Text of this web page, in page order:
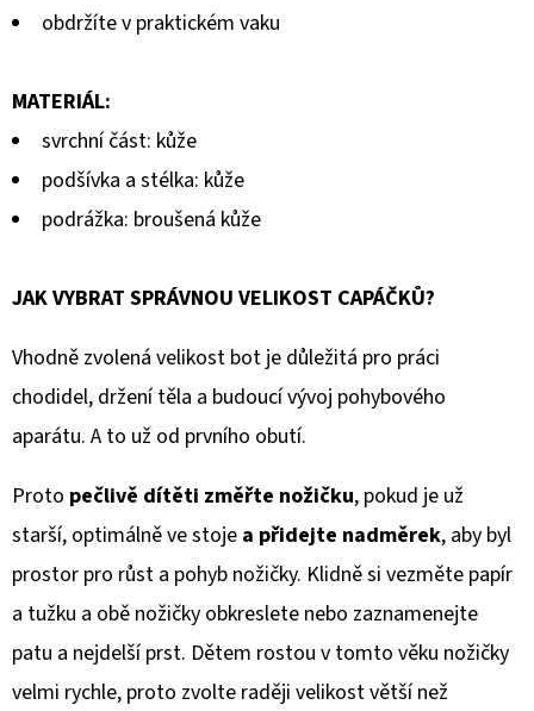
obdržíte v praktickém vaku
MATERIÁL:
svrchní část: kůže
podšívka a stélka: kůže
podrážka: broušená kůže
JAK VYBRAT SPRÁVNOU VELIKOST CAPÁČKŮ?
Vhodně zvolená velikost bot je důležitá pro práci
chodidel, držení těla a budoucí vývoj pohybového
aparátu. A to už od prvního obutí.
Proto pečlivě dítěti změřte nožičku, pokud je už
starší, optimálně ve stoje a přidejte nadměrek, aby byl
prostor pro růst a pohyb nožičky. Klidně si vezměte papír
a tužku a obě nožičky obkreslete nebo zaznamenejte
patu a nejdelší prst. Dětem rostou v tomto věku nožičky
velmi rychle, proto zvolte raději velikost větší než